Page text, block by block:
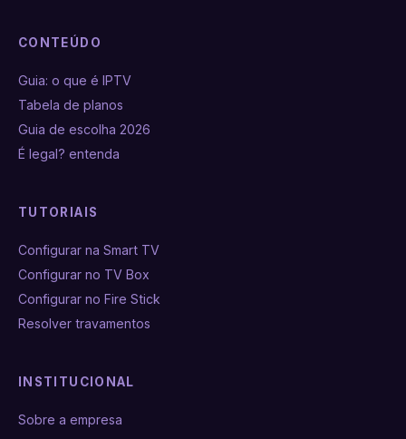
CONTEÚDO
Guia: o que é IPTV
Tabela de planos
Guia de escolha 2026
É legal? entenda
TUTORIAIS
Configurar na Smart TV
Configurar no TV Box
Configurar no Fire Stick
Resolver travamentos
INSTITUCIONAL
Sobre a empresa